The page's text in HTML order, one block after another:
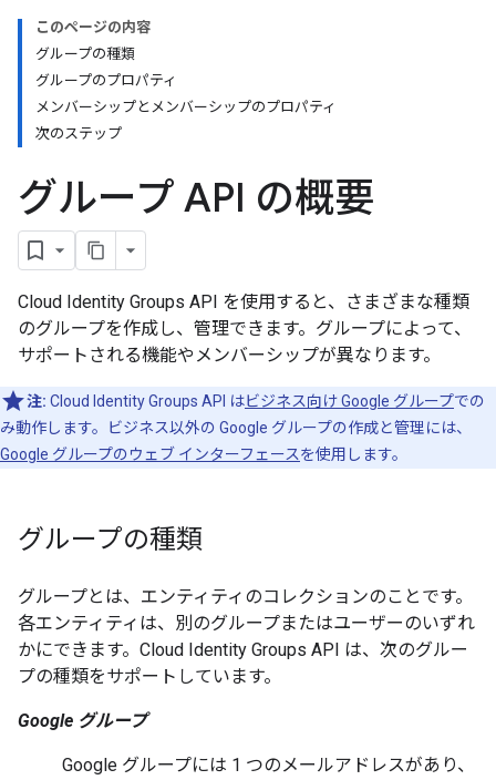
このページの内容
グループの種類
グループのプロパティ
メンバーシップとメンバーシップのプロパティ
次のステップ
グループ API の概要
Cloud Identity Groups API を使用すると、さまざまな種類
のグループを作成し、管理できます。グループによって、
サポートされる機能やメンバーシップが異なります。
注: Cloud Identity Groups API はビジネス向け Google グループでの
み動作します。ビジネス以外の Google グループの作成と管理には、
Google グループのウェブ インターフェースを使用します。
グループの種類
グループとは、エンティティ のコレクションのことです。
各エンティティは、別のグループまたはユーザーのいずれ
かにできます。Cloud Identity Groups API は、次のグルー
プの種類をサポートしています。
Google グループ
Google グループには 1 つのメールアドレスがあり、